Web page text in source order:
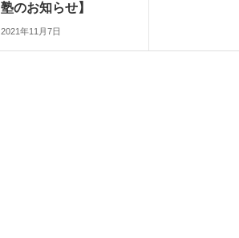
塾のお知らせ】
2021年11月7日